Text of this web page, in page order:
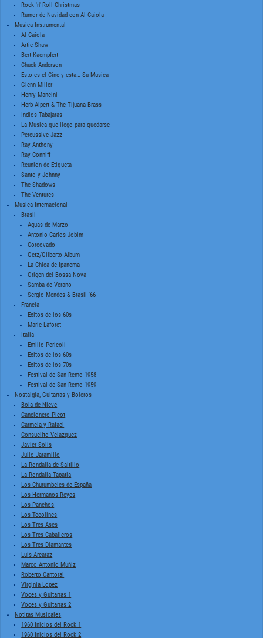
Rock 'n' Roll Christmas
Rumor de Navidad con Al Caiola
Musica Instrumental
Al Caiola
Artie Shaw
Bert Kaempfert
Chuck Anderson
Esto es el Cine y esta… Su Musica
Glenn Miller
Henry Mancini
Herb Alpert & The Tijuana Brass
Indios Tabajaras
La Musica que llego para quedarse
Percussive Jazz
Ray Anthony
Ray Conniff
Reunion de Etiqueta
Santo y Johnny
The Shadows
The Ventures
Musica Internacional
Brasil
Aguas de Marzo
Antonio Carlos Jobim
Corcovado
Getz/Gilberto Album
La Chica de Ipanema
Origen del Bossa Nova
Samba de Verano
Sergio Mendes & Brasil '66
Francia
Exitos de los 60s
Marie Laforet
Italia
Emilio Pericoli
Exitos de los 60s
Exitos de los 70s
Festival de San Remo 1958
Festival de San Remo 1959
Nostalgia, Guitarras y Boleros
Bola de Nieve
Cancionero Picot
Carmela y Rafael
Consuelito Velazquez
Javier Solis
Julio Jaramillo
La Rondalla de Saltillo
La Rondalla Tapatia
Los Churumbeles de España
Los Hermanos Reyes
Los Panchos
Los Tecolines
Los Tres Ases
Los Tres Caballeros
Los Tres Diamantes
Luis Arcaraz
Marco Antonio Muñiz
Roberto Cantoral
Virginia Lopez
Voces y Guitarras 1
Voces y Guitarras 2
Notitas Musicales
1960 Inicios del Rock 1
1960 Inicios del Rock 2